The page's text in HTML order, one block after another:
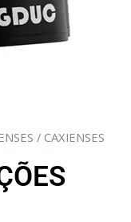
/ CAXIENSES